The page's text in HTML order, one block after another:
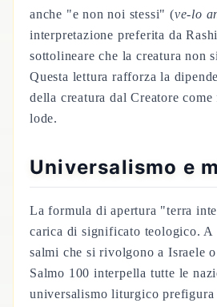
anche "e non noi stessi" (ve-lo
interpretazione preferita da
sottolineare che la creatura non
Questa lettura rafforza la
della creatura dal Creatore come
lode.
Universalismo e
La formula di apertura "terra
carica di significato teologico.
salmi che si rivolgono a Israele
Salmo 100 interpella tutte le
universalismo liturgico prefigura